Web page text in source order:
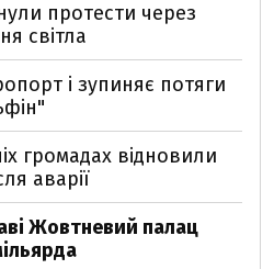
протести через
світла
і зупиняє потяги
громадах відновили
аварії
Жовтневий палац